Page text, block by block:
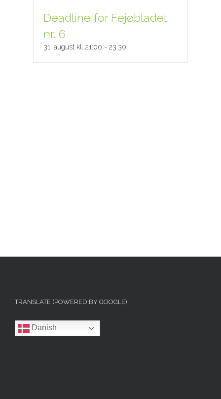
Deadline for Fejøbladet
nr. 6
31. august kl. 21:00 -23:30
TRANSLATE (POWERED BY GOOGLE)
Danish